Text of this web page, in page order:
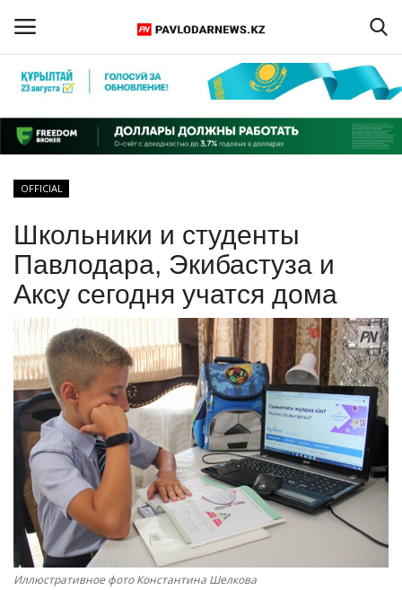
Регистрация
Главная
ПАВЛОДАРСКАЯ ОБЛАСТЬ
КАЗАХСТАН
МИР
СПЕЦПРОЕКТЫ
СПОРТ
Чек-лист
РАЗВЛЕЧЕНИЯ
OFFICIAL
OFFICIAL
Школьники и студенты
Павлодара, Экибастуза и
Аксу сегодня учатся дома
Иллюстративное фото Константина Шелкова